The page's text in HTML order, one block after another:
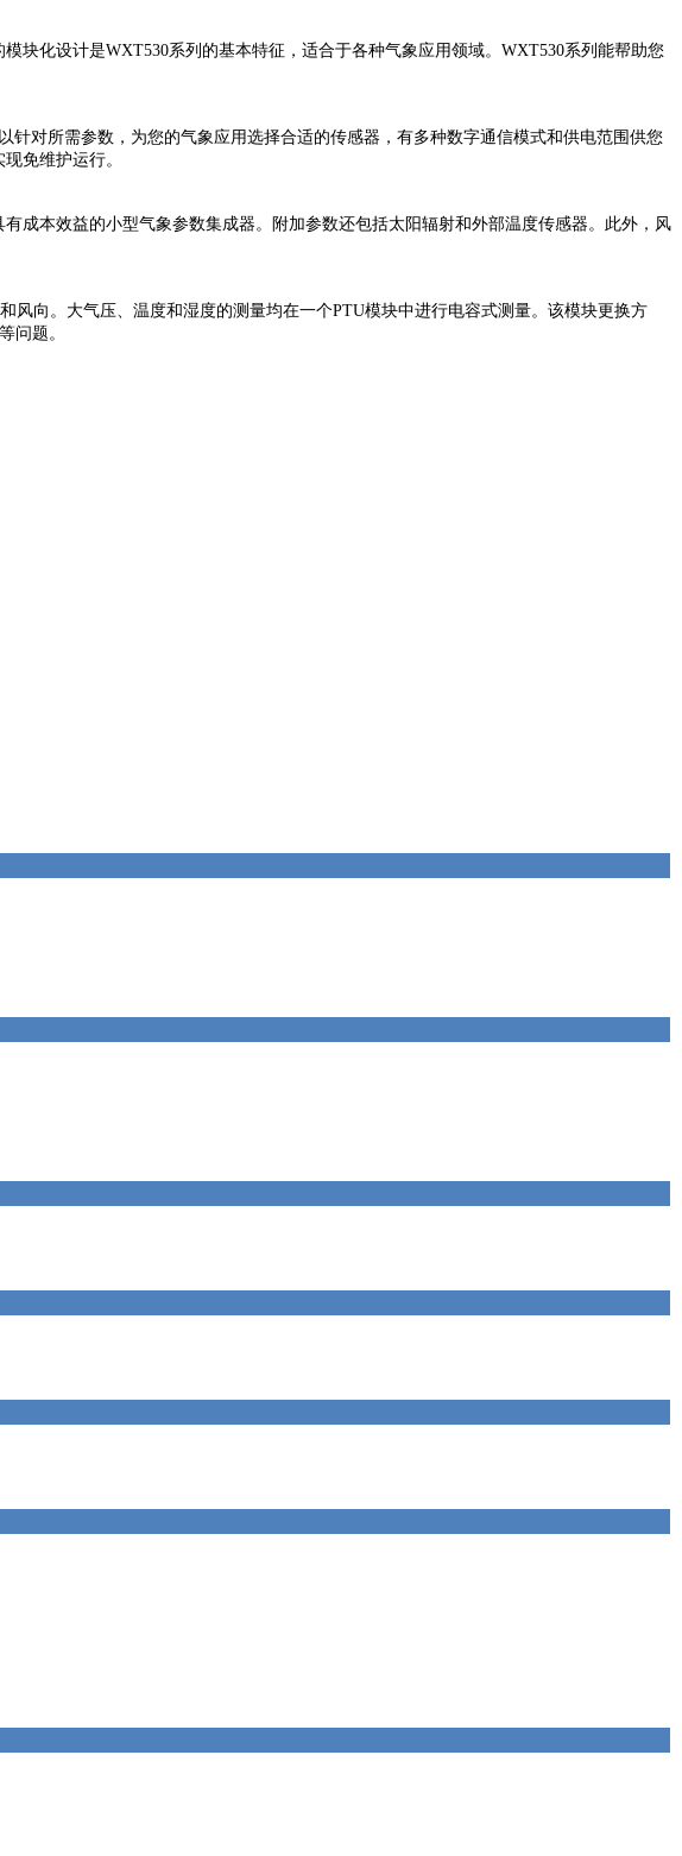
块化设计是WXT530系列的基本特征，适合于各种气象应用领域。WXT530系列能帮助您
对所需参数，为您的气象应用选择合适的传感器，有多种数字通信模式和供电范围供您
免维护运行。
成本效益的小型气象参数集成器。附加参数还包括太阳辐射和外部温度传感器。此外，风
向。大气压、温度和湿度的测量均在一个PTU模块中进行电容式测量。该模块更换方
问题。